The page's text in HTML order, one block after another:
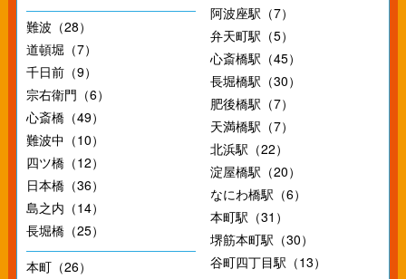
難波（28）
道頓堀（7）
千日前（9）
宗右衛門（6）
心斎橋（49）
難波中（10）
四ツ橋（12）
日本橋（36）
島之内（14）
長堀橋（25）
本町（26）
阿波座駅（7）
弁天町駅（5）
心斎橋駅（45）
長堀橋駅（30）
肥後橋駅（7）
天満橋駅（7）
北浜駅（22）
淀屋橋駅（20）
なにわ橋駅（6）
本町駅（31）
堺筋本町駅（30）
谷町四丁目駅（13）